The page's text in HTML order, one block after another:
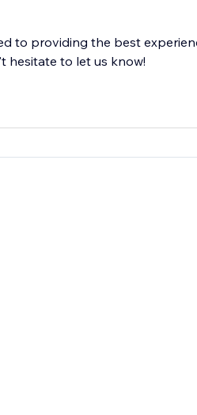
to providing the best
hesitate to let us know!